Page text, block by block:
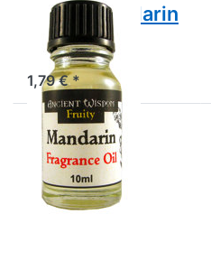
Duftöl Mandarin
Duftöl Mandarin
1,79 € *
Drücken
Sie
ENTER
für mehr
Optionen
zu Duftöl
Myrrh